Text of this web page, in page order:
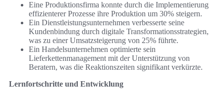
Eine Produktionsfirma konnte durch die Implementierung
effizienterer Prozesse ihre Produktion um 30% steigern.
Ein Dienstleistungsunternehmen verbesserte seine
Kundenbindung durch digitale Transformationsstrategien,
was zu einer Umsatzsteigerung von 25% führte.
Ein Handelsunternehmen optimierte sein
Lieferkettenmanagement mit der Unterstützung von
Beratern, was die Reaktionszeiten signifikant verkürzte.
Lernfortschritte und Entwicklung